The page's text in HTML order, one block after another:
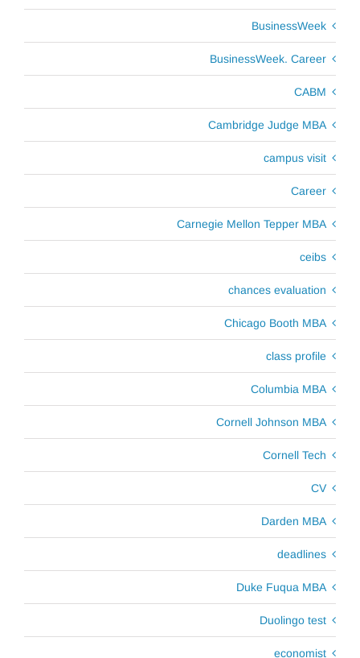
BusinessWeek
BusinessWeek. Career
CABM
Cambridge Judge MBA
campus visit
Career
Carnegie Mellon Tepper MBA
ceibs
chances evaluation
Chicago Booth MBA
class profile
Columbia MBA
Cornell Johnson MBA
Cornell Tech
CV
Darden MBA
deadlines
Duke Fuqua MBA
Duolingo test
economist